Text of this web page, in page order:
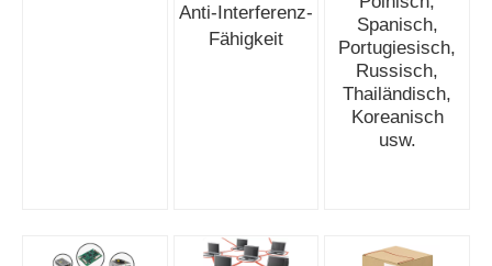
Anti-Interferenz-
Fähigkeit
Spanisch,
Portugiesisch,
Russisch,
Thailändisch,
Koreanisch
usw.